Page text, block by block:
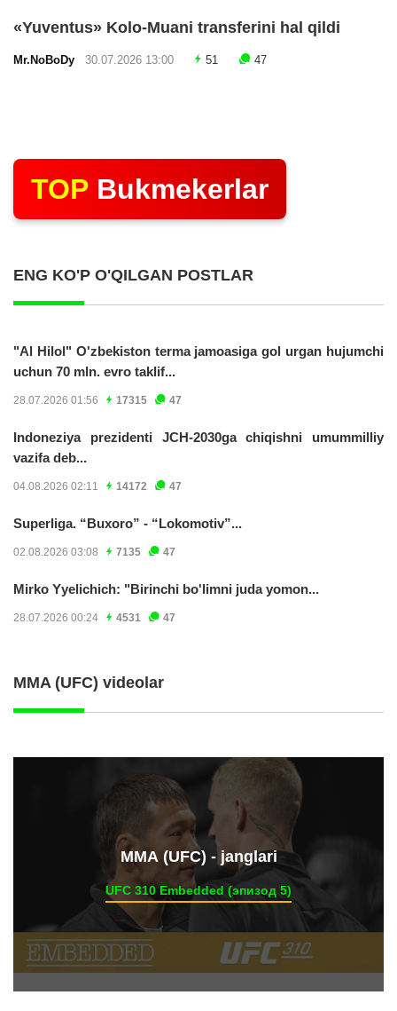
«Yuventus» Kolo-Muani transferini hal qildi
Mr.NoBoDy 30.07.2026 13:00 51 47
TOP Bukmekerlar
ENG KO'P O'QILGAN POSTLAR
"Al Hilol" O'zbekiston terma jamoasiga gol urgan hujumchi
uchun 70 mln. evro taklif...
28.07.2026 01:56 17315 47
Indoneziya prezidenti JCH-2030ga chiqishni umummilliy
vazifa deb...
04.08.2026 02:11 14172 47
Superliga. “Buxoro” - “Lokomotiv”...
02.08.2026 03:08 7135 47
Mirko Yyelichich: "Birinchi bo'limni juda yomon...
28.07.2026 00:24 4531 47
MMA (UFC) videolar
ММА (UFC) - janglari
UFC 310 Embedded (эпизод 5)